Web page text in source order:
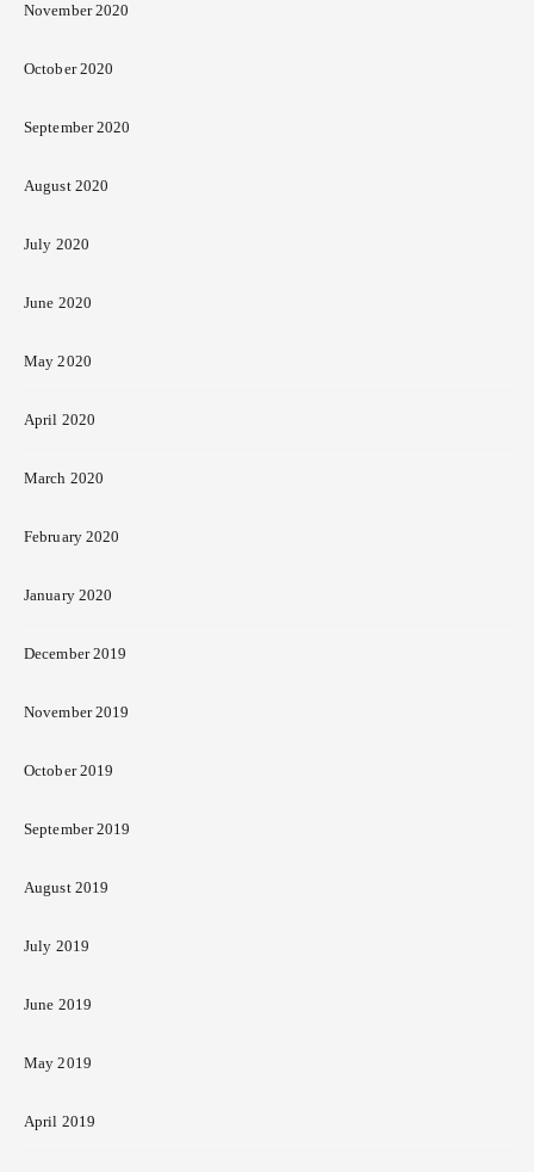
November 2020
October 2020
September 2020
August 2020
July 2020
June 2020
May 2020
April 2020
March 2020
February 2020
January 2020
December 2019
November 2019
October 2019
September 2019
August 2019
July 2019
June 2019
May 2019
April 2019